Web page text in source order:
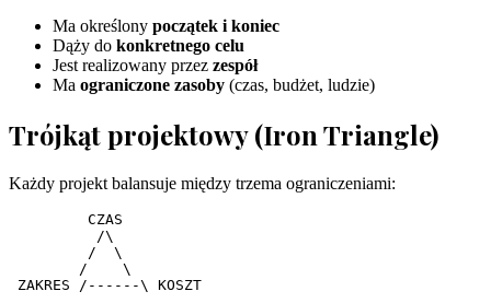
Ma określony początek i koniec
Dąży do konkretnego celu
Jest realizowany przez zespół
Ma ograniczone zasoby (czas, budżet, ludzie)
Trójkąt projektowy (Iron Triangle)
Każdy projekt balansuje między trzema ograniczeniami:
         CZAS
          /\
         /  \
        /    \